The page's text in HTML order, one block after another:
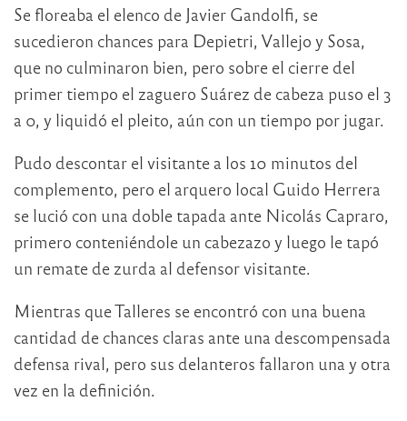
Se floreaba el elenco de Javier Gandolfi, se
sucedieron chances para Depietri, Vallejo y Sosa,
que no culminaron bien, pero sobre el cierre del
primer tiempo el zaguero Suárez de cabeza puso el 3
a 0, y liquidó el pleito, aún con un tiempo por jugar.
Pudo descontar el visitante a los 10 minutos del
complemento, pero el arquero local Guido Herrera
se lució con una doble tapada ante Nicolás Capraro,
primero conteniéndole un cabezazo y luego le tapó
un remate de zurda al defensor visitante.
Mientras que Talleres se encontró con una buena
cantidad de chances claras ante una descompensada
defensa rival, pero sus delanteros fallaron una y otra
vez en la definición.